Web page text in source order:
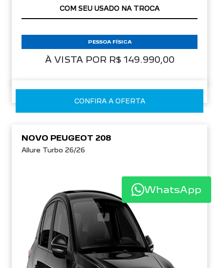
COM SEU USADO NA TROCA
À VISTA POR R$ 149.990,00
PESSOA FÍSICA
CONFIRA A OFERTA
NOVO PEUGEOT 208
Allure Turbo 26/26
WhatsApp